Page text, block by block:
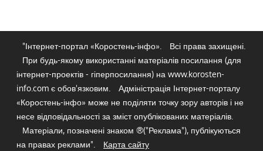
"Інтернет-портал «Коростень-інфо».
Всі права захищені.
При будь-якому використанні матеріалів посилання (для
інтернет-проектів - гіперпосилання) на www.korosten-
info.com є обов'язковим.
Адміністрація Інтернет-порталу
«Коростень-інфо» може не поділяти точку зору авторів і не
несе відповідальності за зміст опублікованих матеріалів.
Матеріали, позначені знаком ®("Реклама"), публікуються
на правах реклами".
Карта сайту